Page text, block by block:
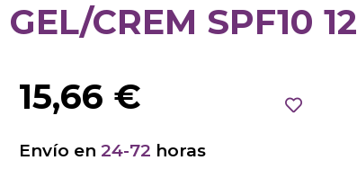
GEL/CREM SPF10
15,66 €
Envío en 24-72 horas